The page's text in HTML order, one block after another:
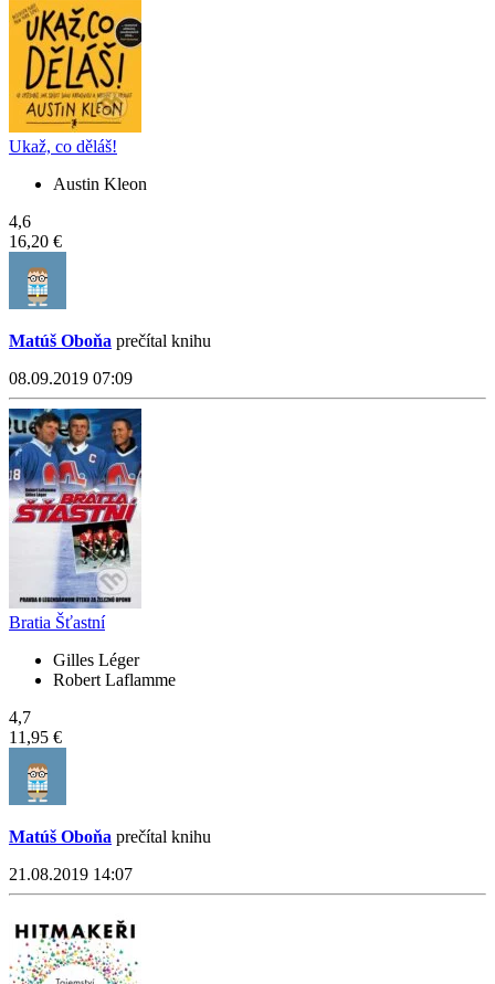
Ukaž, co děláš!
Austin Kleon
4,6
16,20 €
Matúš Oboňa prečítal knihu
08.09.2019 07:09
Bratia Šťastní
Gilles Léger
Robert Laflamme
4,7
11,95 €
Matúš Oboňa prečítal knihu
21.08.2019 14:07